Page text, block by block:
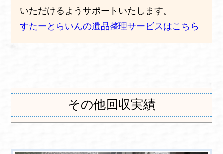
いただけるようサポートいたします。
すたーとらいんの遺品整理サービスはこちら
その他回収実績